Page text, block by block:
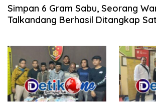
Simpan 6 Gram Sabu, Seorang
Talkandang Berhasil Ditangkap